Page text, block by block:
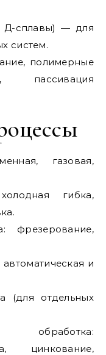
сплавы) — для
систем.
полимерные
пассивация
газовая,
гибка,
фрезерование,
и
(для отдельных
обработка:
цинкование,